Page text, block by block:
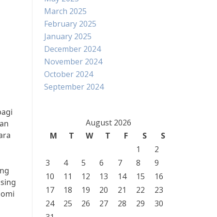
March 2025
February 2025
January 2025
December 2024
November 2024
October 2024
September 2024
August 2026
M
T W T F S
S
1
2
3
4 5 6 7 8
9
10
11 12 13 14 15
16
17
18 19 20 21 22
23
24
25 26 27 28 29
30